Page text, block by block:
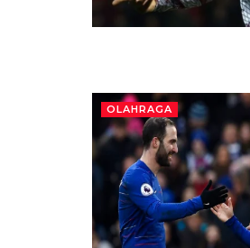
OLAHRAGA